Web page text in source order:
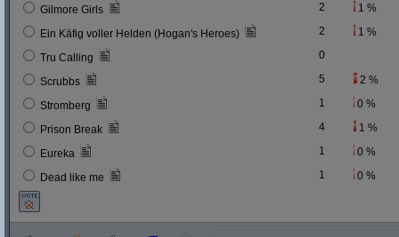
Gilmore Girls 2 1 %
Ein Käfig voller Helden (Hogan's Heroes) 2 1 %
Tru Calling 0
Scrubbs 5 2 %
Stromberg 1 0 %
Prison Break 4 1 %
Eureka 1 0 %
Dead like me 1 0 %